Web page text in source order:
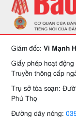
Giám đốc: Vi Mạnh
Giấy phép hoạt
Truyền thông cấp
Trụ sở tòa soạn:
Phú Thọ
Đường dây nóng: